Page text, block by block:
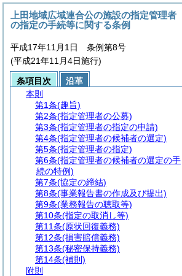
上田地域広域連合公の施設の指定管理者
の指定の手続等に関する条例
平成17年11月1日 条例第8号
(平成21年11月4日施行)
条項目次
沿革
本則
第1条(趣旨)
第2条(指定管理者の公募)
第3条(指定管理者の指定の申請)
第4条(指定管理者の候補者の選定)
第5条(指定管理者の指定)
第6条(指定管理者の候補者の選定の手
続の特例)
第7条(協定の締結)
第8条(事業報告書の作成及び提出)
第9条(業務報告の聴取等)
第10条(指定の取消し等)
第11条(原状回復義務)
第12条(損害賠償義務)
第13条(秘密保持義務)
第14条(補則)
附則